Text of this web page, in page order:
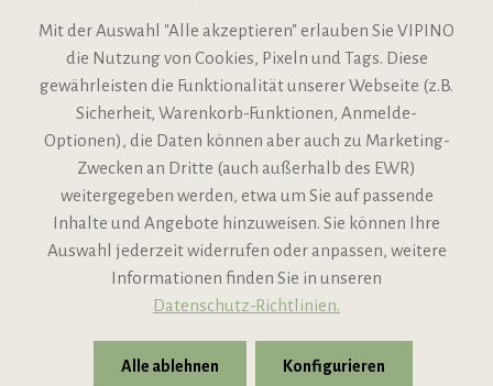
VIPINO Service
Informationen
Support
Mit der Auswahl "Alle akzeptieren" erlauben Sie VIPINO
die Nutzung von Cookies, Pixeln und Tags. Diese
gewährleisten die Funktionalität unserer Webseite (z.B.
Sicherheit, Warenkorb-Funktionen, Anmelde-
Optionen), die Daten können aber auch zu Marketing-
Zwecken an Dritte (auch außerhalb des EWR)
weitergegeben werden, etwa um Sie auf passende
Inhalte und Angebote hinzuweisen. Sie können Ihre
Auswahl jederzeit widerrufen oder anpassen, weitere
Informationen finden Sie in unseren
Datenschutz-Richtlinien.
Alle ablehnen Konfigurieren